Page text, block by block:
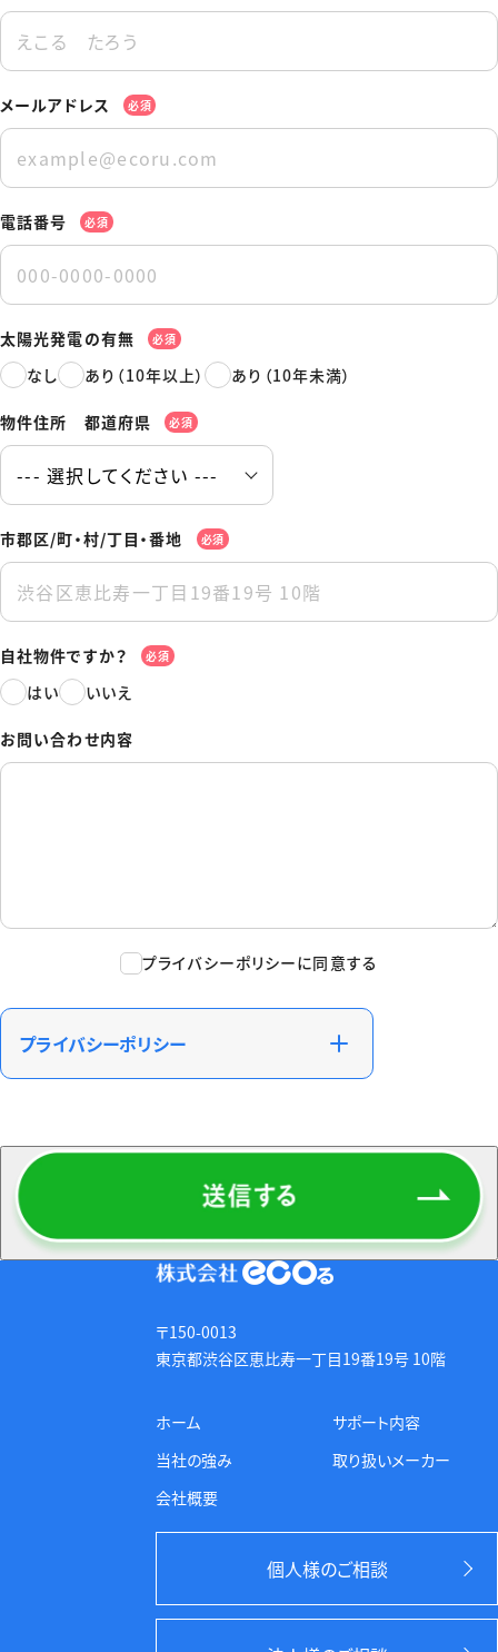
メールアドレス 必須
電話番号 必須
太陽光発電の有無 必須
なし あり（10年以上） あり（10年未満）
物件住所 都道府県 必須
市郡区/町・村/丁目・番地 必須
自社物件ですか？ 必須
はい いいえ
お問い合わせ内容
プライバシーポリシーに同意する
プライバシーポリシー
め、全従業員に徹底させることで、お客様の個人情
報を適切に保護いたします。
1. 個人情報の取得と利用目的
当社は、蓄電池の無料相談申し込みにおいてお客
な手段による取得を行いません。取得した個人情報
は、以下の目的で利用いたします。
・サービスやキャンペーンのご案内のため
・お客様のご要望に応じた商品やサービスの提供お
・広告配信事業者の提供するサービスを利用し、個
人情報を加工（ハッシュ化等）した上で、最適な広告
・その他、当社が必要と判断した場合のご連絡のた
〒150-0013
東京都渋谷区恵比寿一丁目19番19号 10階
ホーム
サポート内容
当社の強み
取り扱いメーカー
会社概要
個人様のご相談